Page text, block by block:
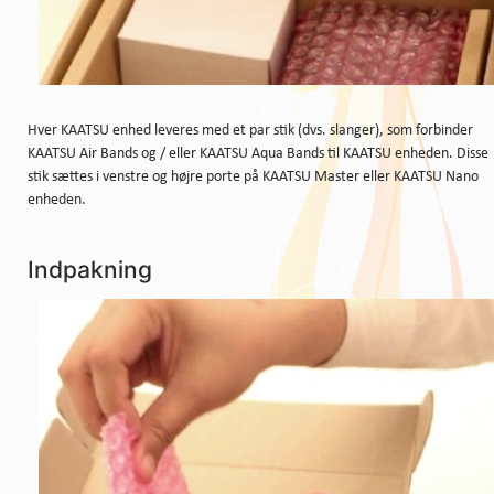
Hver KAATSU enhed leveres med et par stik (dvs. slanger), som forbinder
KAATSU Air Bands og / eller KAATSU Aqua Bands til KAATSU enheden. Disse
stik sættes i venstre og højre porte på ​​KAATSU Master eller KAATSU Nano
enheden.
Indpakning